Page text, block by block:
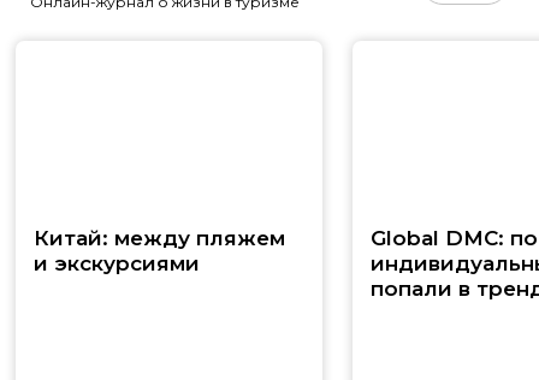
Китай: между пляжем
и экскурсиями
Global DMC:
попали в